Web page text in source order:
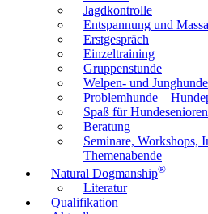
Jagdkontrolle
Entspannung und
Erstgespräch
Einzeltraining
Gruppenstunde
Welpen- und Junghunde
Problemhunde –
Spaß für Hundesenioren
Beratung
Seminare, Workshops,
Themenabende
Natural Dogmanship®
Literatur
Qualifikation